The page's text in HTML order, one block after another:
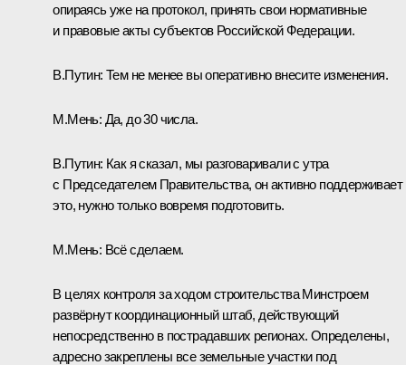
опираясь уже на протокол, принять свои нормативные
и правовые акты субъектов Российской Федерации.
В.Путин: Тем не менее вы оперативно внесите изменения.
М.Мень: Да, до 30 числа.
В.Путин: Как я сказал, мы разговаривали с утра
с Председателем Правительства, он активно поддерживает
это, нужно только вовремя подготовить.
М.Мень: Всё сделаем.
В целях контроля за ходом строительства Минстроем
развёрнут координационный штаб, действующий
непосредственно в пострадавших регионах. Определены,
адресно закреплены все земельные участки под